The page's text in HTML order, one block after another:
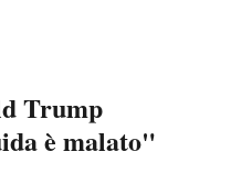
Trump
è malato"